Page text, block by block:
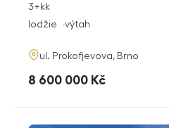
rozměry
dispozice
3+kk
funkce
lodžie výtah
adresa
ul. Prokofjevova, Brno
cena
8 600 000 Kč